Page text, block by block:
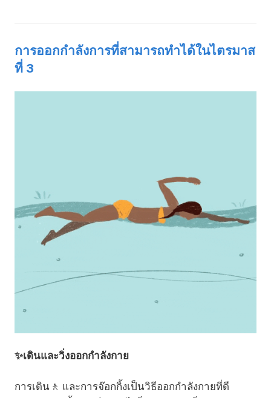
การออกกำลังการที่สามารถทำได้ในไตรมาส
ที่ 3
✨เดินและวิ่งออกกำลังกาย
การเดิน🚶 และการจ๊อกกิ้งเป็นวิธีออกกำลังกายที่ดี